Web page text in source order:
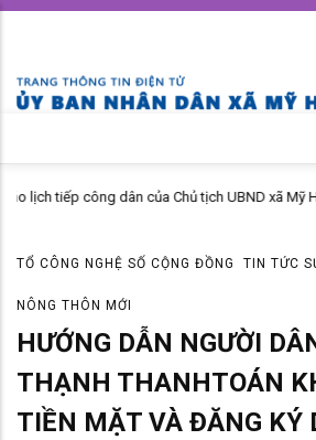
Skip
content
MỸ HÒA HƯNG NÂNG CAO HIỆU QUẢ CÔNG
TỔ CÔNG NGHỆ SỐ CỘNG ĐỒNG TIN TỨC
NÔNG THÔN MỚI
HƯỚNG DẪN NGƯỜI
THẠNH THANHTOÁN
TIỀN MẶT VÀ ĐĂNG KÝ